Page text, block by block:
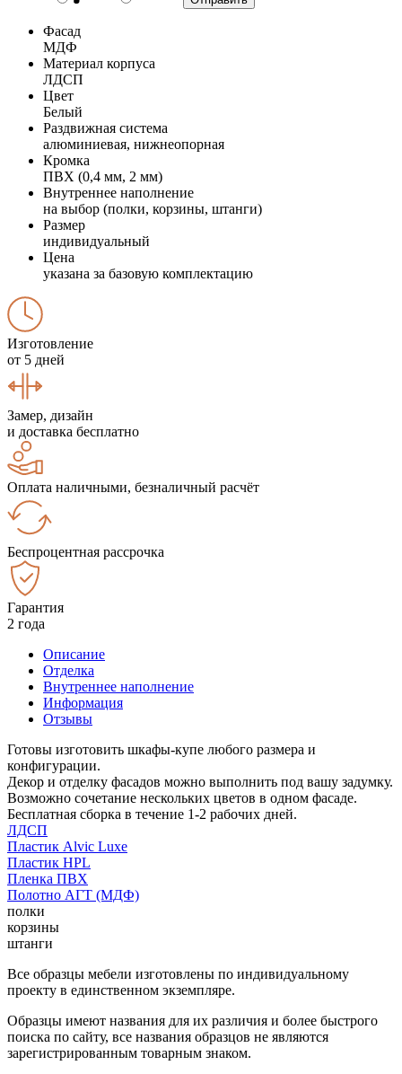
Фасад
МДФ
Материал корпуса
ЛДСП
Цвет
Белый
Раздвижная система
алюминиевая, нижнеопорная
Кромка
ПВХ (0,4 мм, 2 мм)
Внутреннее наполнение
на выбор (полки, корзины, штанги)
Размер
индивидуальный
Цена
указана за базовую комплектацию
Изготовление
от 5 дней
Замер, дизайн
и доставка бесплатно
Оплата наличными, безналичный расчёт
Беспроцентная рассрочка
Гарантия
2 года
Описание
Отделка
Внутреннее наполнение
Информация
Отзывы
Готовы изготовить шкафы-купе любого размера и
конфигурации.
Декор и отделку фасадов можно выполнить под вашу задумку.
Возможно сочетание нескольких цветов в одном фасаде.
Бесплатная сборка в течение 1-2 рабочих дней.
ЛДСП
Пластик Alvic Luxe
Пластик HPL
Пленка ПВХ
Полотно АГТ (МДФ)
полки
корзины
штанги
Все образцы мебели изготовлены по индивидуальному
проекту в единственном экземпляре.
Образцы имеют названия для их различия и более быстрого
поиска по сайту, все названия образцов не являются
зарегистрированным товарным знаком.